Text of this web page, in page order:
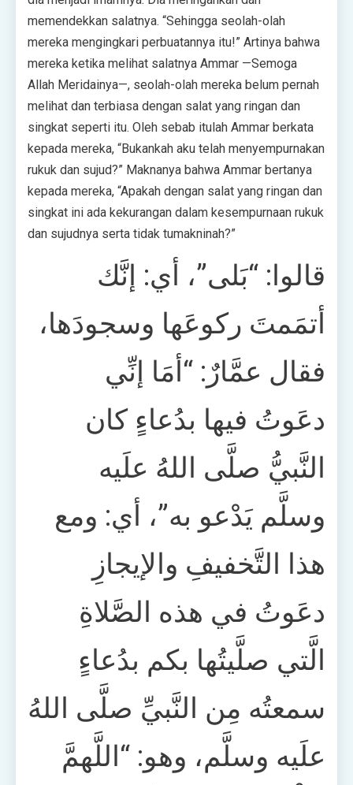
memendekkan salatnya. “Sehingga seolah-olah
mereka mengingkari perbuatannya itu!” Artinya bahwa
mereka ketika melihat salatnya Ammar —Semoga
Allah Meridainya—, seolah-olah mereka belum pernah
melihat dan terbiasa dengan salat yang ringan dan
singkat seperti itu. Oleh sebab itulah Ammar berkata
kepada mereka, “Bukankah aku telah menyempurnakan
rukuk dan sujud?” Maknanya bahwa Ammar bertanya
kepada mereka, “Apakah dengan salat yang ringan dan
singkat ini ada kekurangan dalam kesempurnaan rukuk
dan sujudnya serta tidak tumakninah?”
قالوا: “بَلى”، أي: إنَّك
أتمَمتَ ركوعَها وسجودَها،
فقال عمَّارٌ: “أمَا إنِّي
دعَوتُ فيها بدُعاءٍ كان
النَّبيُّ صلَّى اللهُ علَيه
وسلَّم يَدْعو به”، أي: ومع
هذا التَّخفيفِ والإيجازِ
دعَوتُ في هذه الصَّلاةِ
الَّتي صلَّيتُها بكم بدُعاءٍ
سمعتُه مِن النَّبيِّ صلَّى اللهُ
علَيه وسلَّم، وهو: “اللَّهمَّ